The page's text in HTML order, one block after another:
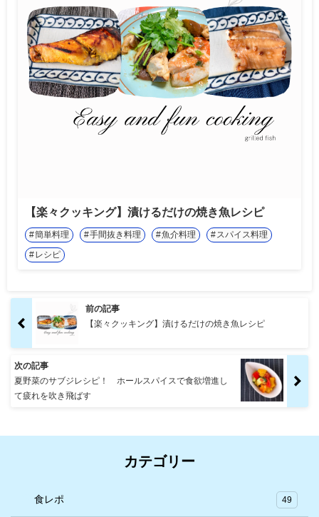
【楽々クッキング】漬けるだけの焼き魚レシピ
簡単料理 手間抜き料理 魚介料理
スパイス料理
レシピ
前の記事
【楽々クッキング】漬けるだけの焼き魚レシピ
次の記事
夏野菜のサブジレシピ！ ホールスパイスで食欲増進し
て疲れを吹き飛ばす
カテゴリー
食レポ 49